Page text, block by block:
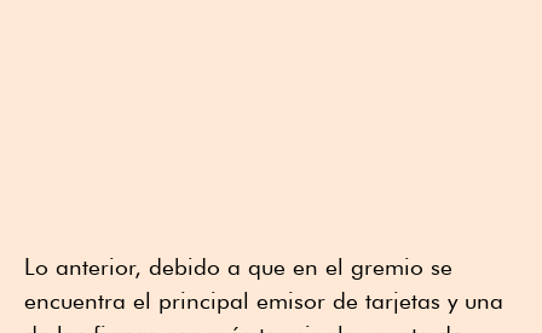
Lo anterior, debido a que en el gremio se
encuentra el principal emisor de tarjetas y una